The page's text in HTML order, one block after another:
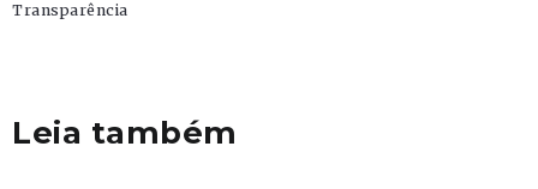
Transparência
Leia também